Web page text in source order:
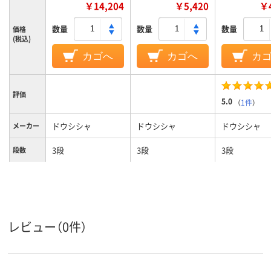
価格
(税込)
￥14,204
数量
カゴへ
￥5,420
数量
カゴへ
数量
カ
評価
5.0 （1件）
メーカー ドウシシャ ドウシシャ ドウシシャ
段数 3段 3段 3段
商品区分
ラック（セット品／
レビュー（0件）